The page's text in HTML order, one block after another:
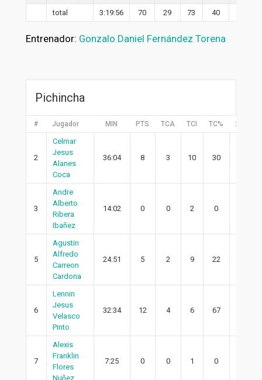
total 3:19:56 70 29 73 40
Entrenador: Gonzalo Daniel Fernández Torena
Pichincha
# Jugador MIN PTS TCA TCI TC% 2PA
2
Celmar
Jesus
Alanes
Coca
36:04 8 3 10 30
3
Andre
Alberto
Ribera
Ibañez
14:02 0 0 2 0
5
Agustin
Alfredo
Carreon
Cardona
24:51 5 2 9 22
6
Lennin
Jesus
Velasco
Pinto
32:34 12 4 6 67
7
Alexis
Franklin
Flores
Nuñez
7:25 0 0 1 0